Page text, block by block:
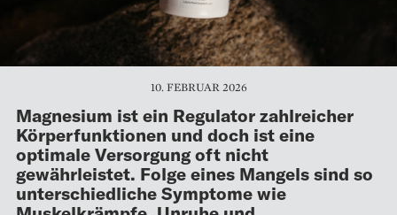
10. FEBRUAR 2026
Magnesium ist ein Regulator zahlreicher
Körperfunktionen und doch ist eine
optimale Versorgung oft nicht
gewährleistet. Folge eines Mangels sind so
unterschiedliche Symptome wie